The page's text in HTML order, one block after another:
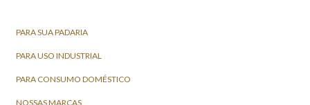
PARA SUA PADARIA
PARA USO INDUSTRIAL
PARA CONSUMO DOMÉSTICO
NOSSAS MARCAS